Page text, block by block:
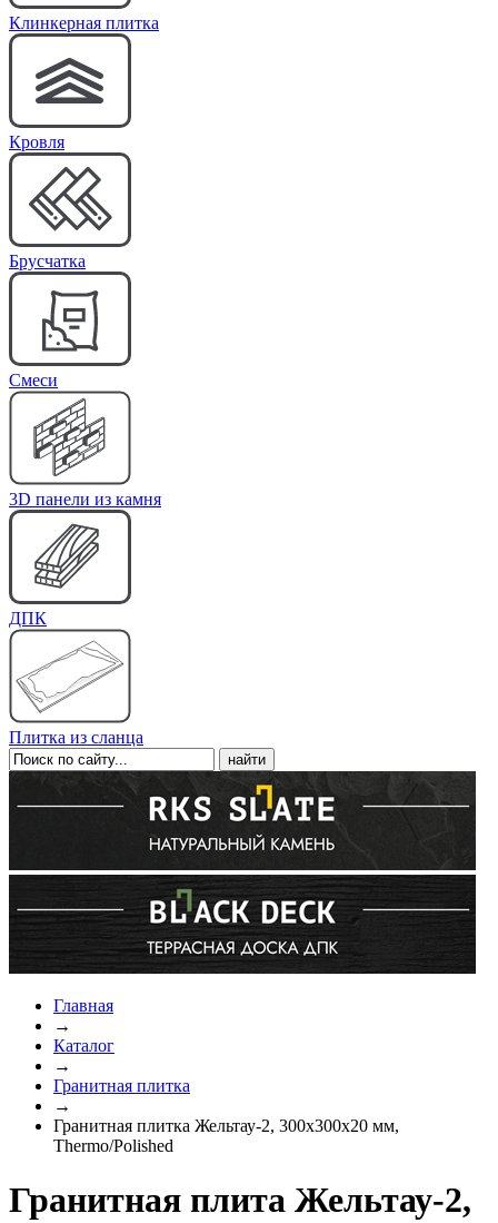
Клинкерная плитка
Кровля
Брусчатка
Cмеси
3D панели из камня
ДПК
Плитка из сланца
Главная
→
Каталог
→
Гранитная плитка
→
Гранитная плитка Жельтау-2, 300х300х20 мм,
Thermo/Polished
Гранитная плита Жельтау-2,